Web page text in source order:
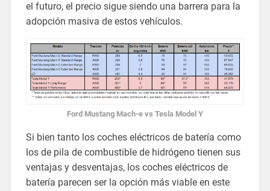
el futuro, el precio sigue siendo una barrera para la
adopción masiva de estos vehículos.
Ford Mustang Mach-e vs Tesla Model Y
Si bien tanto los coches eléctricos de batería como
los de pila de combustible de hidrógeno tienen sus
ventajas y desventajas, los coches eléctricos de
batería parecen ser la opción más viable en este